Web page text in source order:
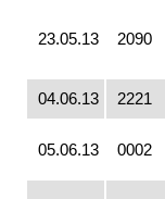
23.05.13 2090
04.06.13 2221
05.06.13 0002